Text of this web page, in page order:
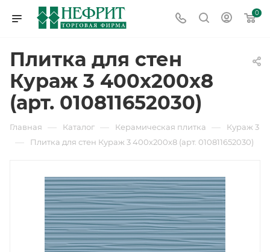
0
Плитка для стен
Кураж 3 400х200х8
(арт. 010811652030)
Главная — Каталог — Керамическая плитка — Кураж 3
— Плитка для стен Кураж 3 400х200х8 (арт. 010811652030)